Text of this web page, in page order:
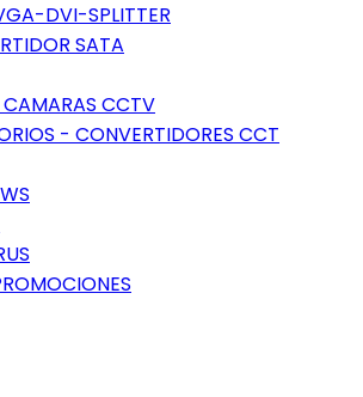
DVI-SPLITTER
SATA
CCTV
- CONVERTIDORES CCT